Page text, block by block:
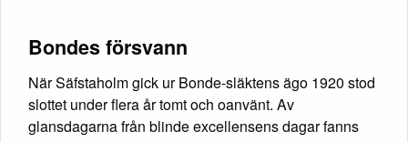
Bondes försvann
När Säfstaholm gick ur Bonde-släktens ägo 1920 stod
slottet under flera år tomt och oanvänt. Av
glansdagarna från blinde excellensens dagar fanns